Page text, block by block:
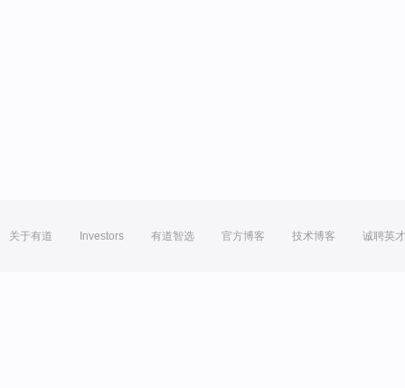
关于有道 Investors 有道智选 官方博客 技术博客 诚聘英才